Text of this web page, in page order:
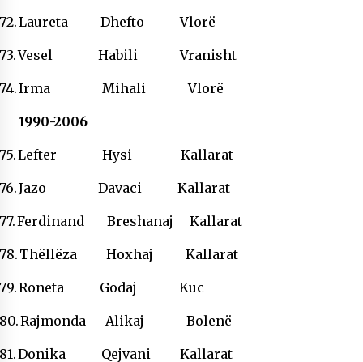
Laureta Dhefto Vlorë
Vesel Habili Vranisht
Irma Mihali Vlorë
1990-2006
Lefter Hysi Kallarat
Jazo Davaci Kallarat
Ferdinand Breshanaj Kallarat
Thëllëza Hoxhaj Kallarat
Roneta Godaj Kuc
Rajmonda Alikaj Bolenë
Donika Qejvani Kallarat